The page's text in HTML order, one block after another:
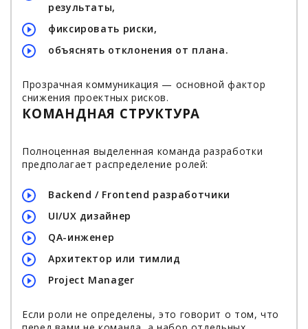
результаты,
фиксировать риски,
объяснять отклонения от плана.
Прозрачная коммуникация — основной фактор
снижения проектных рисков.
КОМАНДНАЯ СТРУКТУРА
Полноценная выделенная команда разработки
предполагает распределение ролей:
Backend / Frontend разработчики
UI/UX дизайнер
QA-инженер
Архитектор или тимлид
Project Manager
Если роли не определены, это говорит о том, что